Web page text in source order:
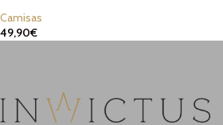
Camisas
49,90€